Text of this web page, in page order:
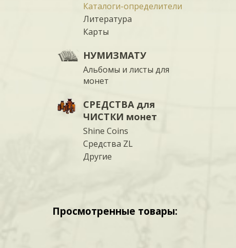
Каталоги-определители
Литература
Карты
НУМИЗМАТУ
Альбомы и листы для
монет
СРЕДСТВА для
ЧИСТКИ монет
Shine Coins
Средства ZL
Другие
Просмотренные товары: